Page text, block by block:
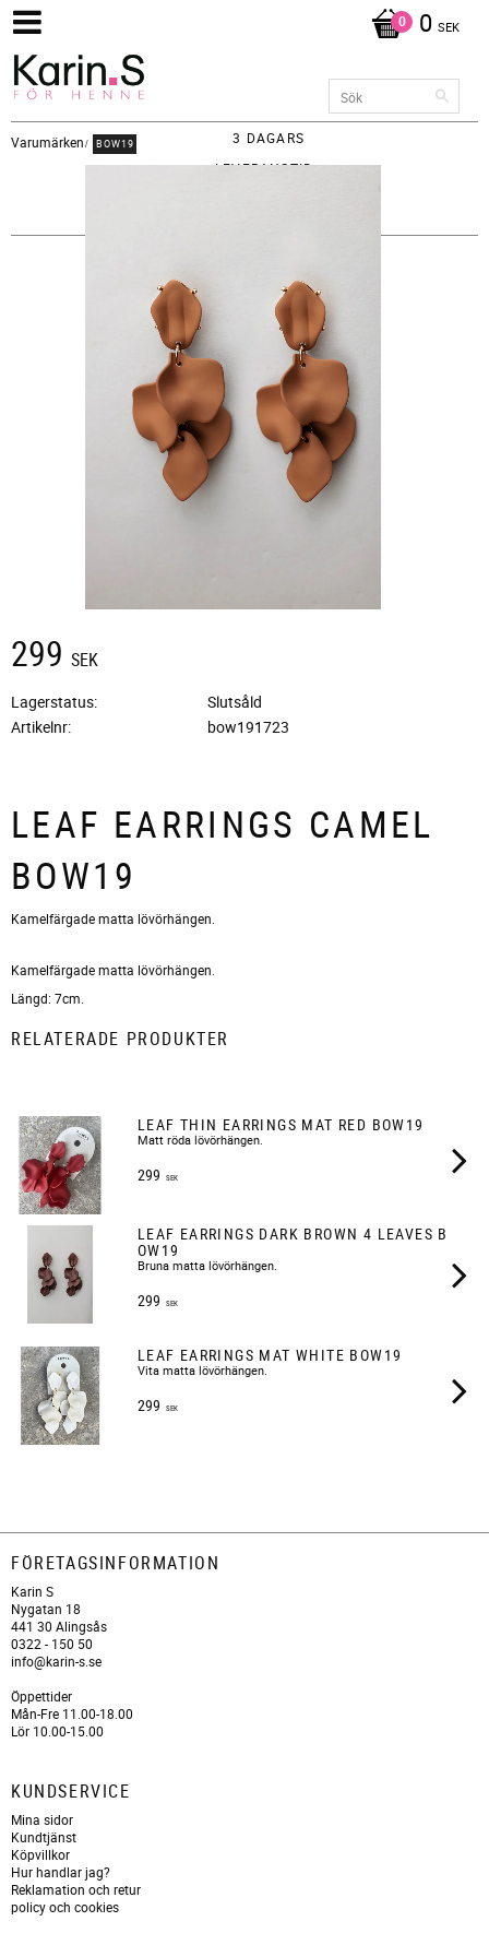
0 SEK
3 DAGARS
LEVERANSTID -
Varumärken BOW19
299 SEK
Lagerstatus
Slutsåld
Artikelnr
bow191723
LEAF EARRINGS CAMEL
BOW19
Kamelfärgade matta lövörhängen.
Kamelfärgade matta lövörhängen.
Längd: 7cm.
RELATERADE PRODUKTER
LEAF THIN EARRINGS MAT RED BOW19
Matt röda lövörhängen.
299 SEK
LEAF EARRINGS DARK BROWN 4 LEAVES B
OW19
Bruna matta lövörhängen.
299 SEK
LEAF EARRINGS MAT WHITE BOW19
Vita matta lövörhängen.
299 SEK
FÖRETAGSINFORMATION
Karin S
Nygatan 18
441 30 Alingsås
0322 - 150 50
info@karin-s.se
Öppettider
Mån-Fre 11.00-18.00
Lör 10.00-15.00
KUNDSERVICE
Mina sidor
Kundtjänst
Köpvillkor
Hur handlar jag?
Reklamation och retur
policy och cookies